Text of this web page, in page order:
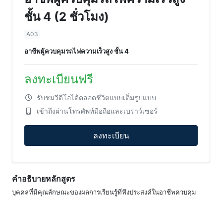
ชั้น 4 (2 ชั่วโมง)
A03
อาชีพผู้ควบคุมรถไฟความเร็วสูง ชั้น 4
ลงทะเบียนฟรี
รับชมวีดีโอได้ตลอดชีวิตแบบเต็มรูปแบบ
เข้าถึงผ่านโทรศัพท์มือถือและเบราว์เซอร์
ลงทะเบียน
คำอธิบายหลักสูตร
บุคคลที่มีคุณลักษณะของผลการเรียนรู้ที่พึงประสงค์ในอาชีพควบคุม